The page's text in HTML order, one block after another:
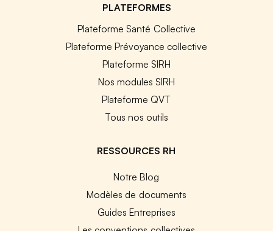
PLATEFORMES
Plateforme Santé Collective
Plateforme Prévoyance collective
Plateforme SIRH
Nos modules SIRH
Plateforme QVT
Tous nos outils
RESSOURCES RH
Notre Blog
Modèles de documents
Guides Entreprises